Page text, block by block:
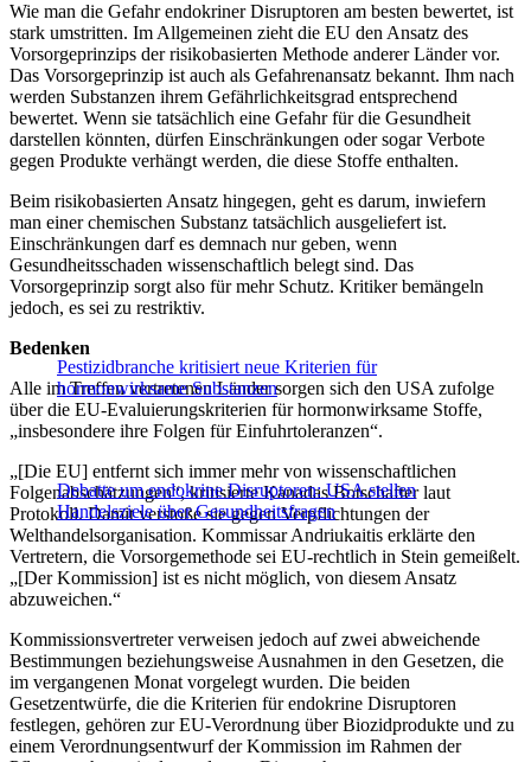
Wie man die Gefahr endokriner Disruptoren am besten bewertet, ist
stark umstritten. Im Allgemeinen zieht die EU den Ansatz des
Vorsorgeprinzips der risikobasierten Methode anderer Länder vor.
Das Vorsorgeprinzip ist auch als Gefahrenansatz bekannt. Ihm nach
werden Substanzen ihrem Gefährlichkeitsgrad entsprechend
bewertet. Wenn sie tatsächlich eine Gefahr für die Gesundheit
darstellen könnten, dürfen Einschränkungen oder sogar Verbote
gegen Produkte verhängt werden, die diese Stoffe enthalten.
Beim risikobasierten Ansatz hingegen, geht es darum, inwiefern
man einer chemischen Substanz tatsächlich ausgeliefert ist.
Einschränkungen darf es demnach nur geben, wenn
Gesundheitsschaden wissenschaftlich belegt sind. Das
Vorsorgeprinzip sorgt also für mehr Schutz. Kritiker bemängeln
jedoch, es sei zu restriktiv.
Pestizidbranche kritisiert neue Kriterien für
hormonwirksame Substanzen
Bedenken
Alle im Treffen vertretenen Länder sorgen sich den USA zufolge
über die EU-Evaluierungskriterien für hormonwirksame Stoffe,
„insbesondere ihre Folgen für Einfuhrtoleranzen“.
Debatte um endokrine Disruptoren: USA stellen
Handelsziele über Gesundheitsfragen
„[Die EU] entfernt sich immer mehr von wissenschaftlichen
Folgenabschätzungen“, kritisierte Kanadas Botschafter laut
Protokoll. Damit verstoße sie gegen Verpflichtungen der
Welthandelsorganisation. Kommissar Andriukaitis erklärte den
Vertretern, die Vorsorgemethode sei EU-rechtlich in Stein gemeißelt.
„[Der Kommission] ist es nicht möglich, von diesem Ansatz
abzuweichen.“
Kommissionsvertreter verweisen jedoch auf zwei abweichende
Bestimmungen beziehungsweise Ausnahmen in den Gesetzen, die
im vergangenen Monat vorgelegt wurden. Die beiden
Gesetzentwürfe, die die Kriterien für endokrine Disruptoren
festlegen, gehören zur EU-Verordnung über Biozidprodukte und zu
einem Verordnungsentwurf der Kommission im Rahmen der